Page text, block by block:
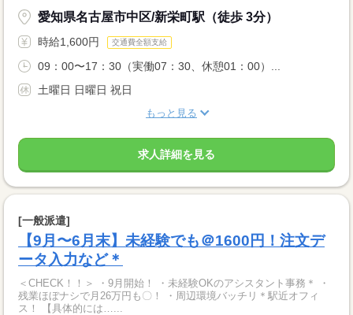
愛知県名古屋市中区/新栄町駅（徒歩 3分）
時給1,600円 交通費全額支給
09：00〜17：30（実働07：30、休憩01：00）...
土曜日 日曜日 祝日
もっと見る
求人詳細を見る
[一般派遣]
【9月〜6月末】未経験でも＠1600円！注文デ
ータ入力など＊
＜CHECK！！＞ ・9月開始！ ・未経験OKのアシスタント事務＊ ・
残業ほぼナシで月26万円も〇！ ・周辺環境バッチリ＊駅近オフィ
ス！ 【具体的には…...